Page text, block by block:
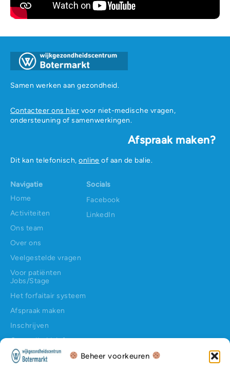
Beheer voorkeuren
Samen werken aan gezondheid.
Contacteer ons hier voor niet-medische vragen,
ondersteuning of samenwerkingen.
Afspraak maken?
Dit kan telefonisch,online of aan de balie.
Navigatie
Home
Activiteiten
Ons team
Over ons
Veelgestelde vragen
Voor patiënten
Jobs/Stage
Het forfaitair systeem
Afspraak maken
Inschrijven
Gezondheidsinfo
Contact
Socials
Facebook
LinkedIn
Contact